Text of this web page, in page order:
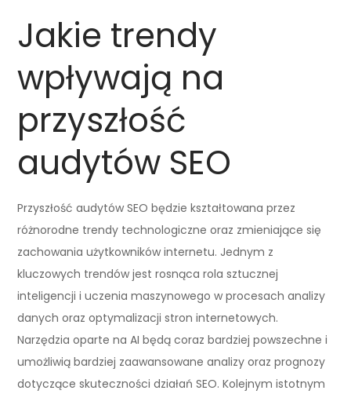
Jakie trendy
wpływają na
przyszłość
audytów SEO
Przyszłość audytów SEO będzie kształtowana przez
różnorodne trendy technologiczne oraz zmieniające się
zachowania użytkowników internetu. Jednym z
kluczowych trendów jest rosnąca rola sztucznej
inteligencji i uczenia maszynowego w procesach analizy
danych oraz optymalizacji stron internetowych.
Narzędzia oparte na AI będą coraz bardziej powszechne i
umożliwią bardziej zaawansowane analizy oraz prognozy
dotyczące skuteczności działań SEO. Kolejnym istotnym